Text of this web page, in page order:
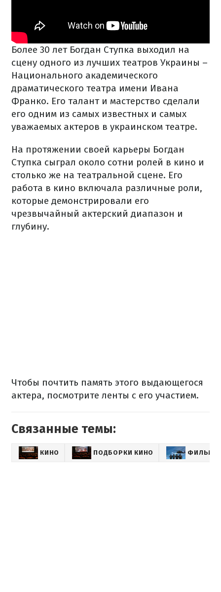
Более 30 лет Богдан Ступка выходил на
сцену одного из лучших театров Украины –
Национального академического
драматического театра имени Ивана
Франко. Его талант и мастерство сделали
его одним из самых известных и самых
уважаемых актеров в украинском театре.
На протяжении своей карьеры Богдан
Ступка сыграл около сотни ролей в кино и
столько же на театральной сцене. Его
работа в кино включала различные роли,
которые демонстрировали его
чрезвычайный актерский диапазон и
глубину.
Чтобы почтить память этого выдающегося
актера, посмотрите ленты с его участием.
Связанные темы:
КИНО ПОДБОРКИ КИНО ФИЛЬМЫ